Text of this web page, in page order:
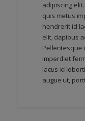
adipiscing
quis metus
hendrerit id
elit, dapibus
Pellentesque
imperdiet
lacus id
augue ut,